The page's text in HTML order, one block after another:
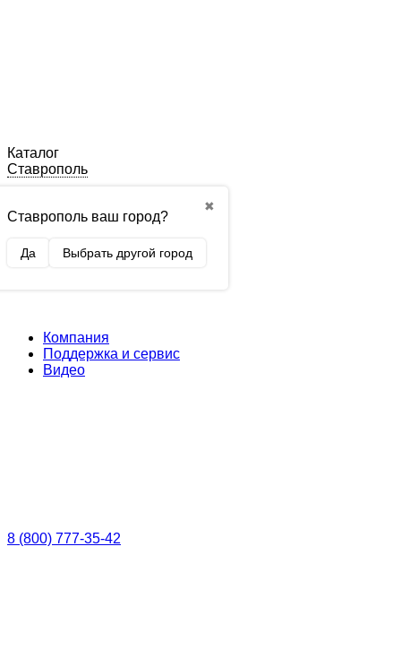
Каталог
Ставрополь
✖
Ставрополь ваш город?
Да Выбрать другой город
Компания
Поддержка и сервис
Видео
8 (800) 777-35-42